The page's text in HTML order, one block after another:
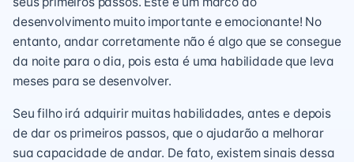
desenvolvimento muito importante e emocionante! No
entanto, andar corretamente não é algo que se consegue
da noite para o dia, pois esta é uma habilidade que leva
meses para se desenvolver.
Seu filho irá adquirir muitas habilidades, antes e depois
de dar os primeiros passos, que o ajudarão a melhorar
sua capacidade de andar. De fato, existem sinais dessa